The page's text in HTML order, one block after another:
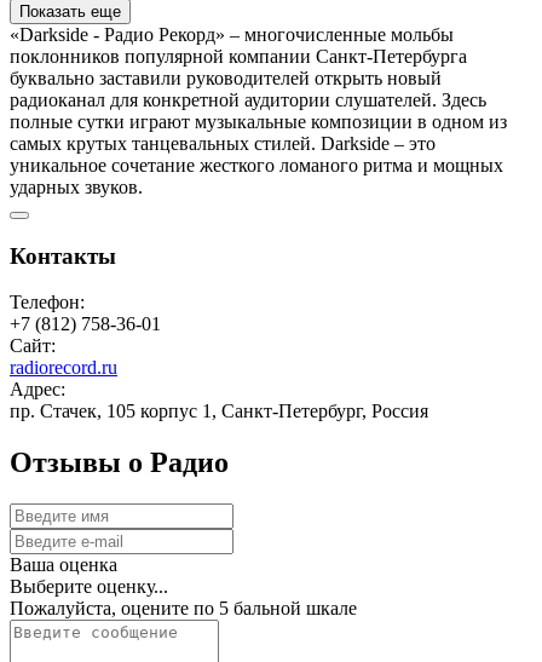
Показать еще
«Darkside - Радио Рекорд» – многочисленные мольбы
поклонников популярной компании Санкт-Петербурга
буквально заставили руководителей открыть новый
радиоканал для конкретной аудитории слушателей. Здесь
полные сутки играют музыкальные композиции в одном из
самых крутых танцевальных стилей. Darkside – это
уникальное сочетание жесткого ломаного ритма и мощных
ударных звуков.
Контакты
Телефон:
+7 (812) 758-36-01
Сайт:
radiorecord.ru
Адрес:
пр. Стачек, 105 корпус 1, Санкт-Петербург, Россия
Отзывы о Радио
Ваша оценка
Выберите оценку...
Пожалуйста, оцените по 5 бальной шкале